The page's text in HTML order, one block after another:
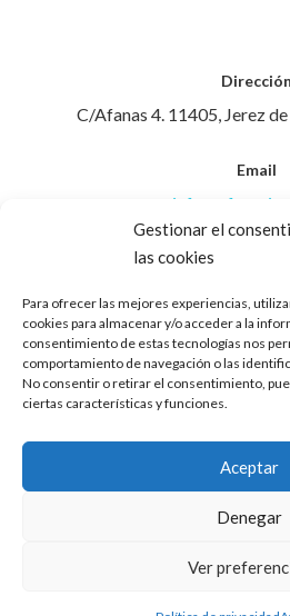
Gestionar el
las cookies
Para ofrecer las mejores experiencias,
cookies para almacenar y/o acceder a la
consentimiento de estas tecnologías nos
comportamiento de navegación o las
No consentir o retirar el consentimiento,
ciertas características y funciones.
Aceptar
Denegar
Ver
Dirección
C/Afanas 4. 11405, Jerez
Email
Aviso
Política de